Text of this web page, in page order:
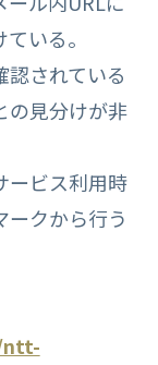
いる。
認されている
の見分けが非
ービス利用時
ークから行う
ntt-